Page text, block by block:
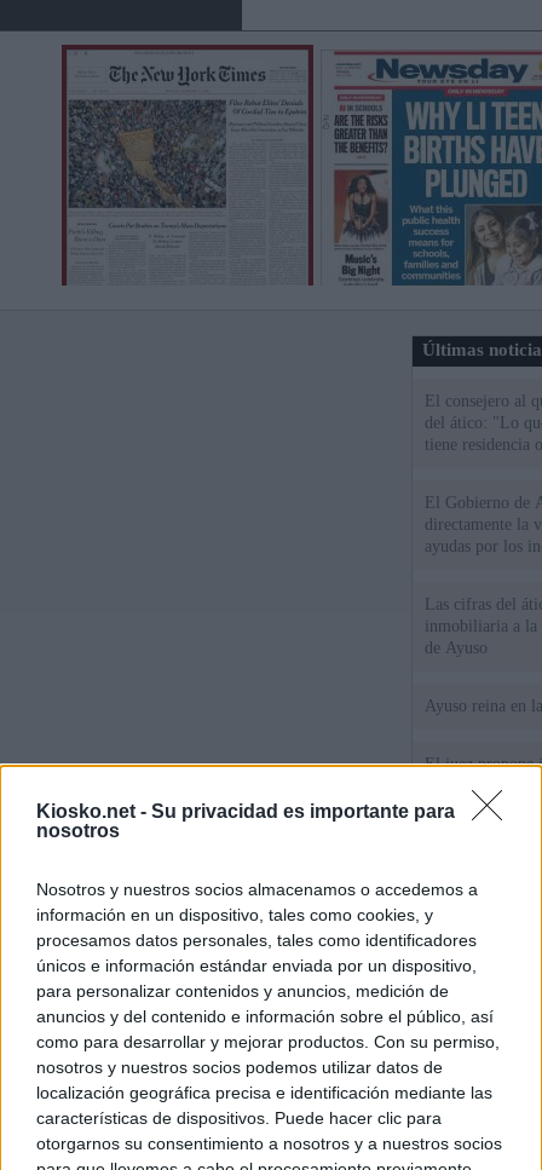
Kiosko.net - Su privacidad es importante para
nosotros
Nosotros y nuestros socios almacenamos o accedemos a
información en un dispositivo, tales como cookies, y
procesamos datos personales, tales como identificadores
únicos e información estándar enviada por un dispositivo,
para personalizar contenidos y anuncios, medición de
anuncios y del contenido e información sobre el público, así
como para desarrollar y mejorar productos. Con su permiso,
nosotros y nuestros socios podemos utilizar datos de
localización geográfica precisa e identificación mediante las
características de dispositivos. Puede hacer clic para
otorgarnos su consentimiento a nosotros y a nuestros socios
Últimas
El consejero al
del ático: "Lo
tiene residencia
El Gobierno de
directamente la
ayudas por los
Las cifras del
inmobiliaria a la
de Ayuso
Ayuso reina en
El juez propone
jefa" Ayuso
WhatsApp,
un nuevo cruce
15 de agosto
© Kiosko.net Aviso Legal Privacidad y Cookies